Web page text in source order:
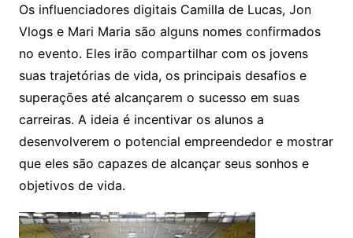
Os influenciadores digitais Camilla de Lucas, Jon
Vlogs e Mari Maria são alguns nomes confirmados
no evento. Eles irão compartilhar com os jovens
suas trajetórias de vida, os principais desafios e
superações até alcançarem o sucesso em suas
carreiras. A ideia é incentivar os alunos a
desenvolverem o potencial empreendedor e mostrar
que eles são capazes de alcançar seus sonhos e
objetivos de vida.